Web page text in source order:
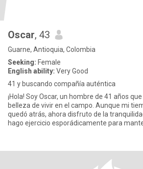
Oscar, 43
Guarne, Antioquia, Colombia
Seeking: Female
English ability: Very Good
41 y buscando compañía auténtica
¡Hola! Soy Oscar, un hombre de 41 años
belleza de vivir en el campo. Aunque mi
quedó atrás, ahora disfruto de la
hago ejercicio esporádicamente para